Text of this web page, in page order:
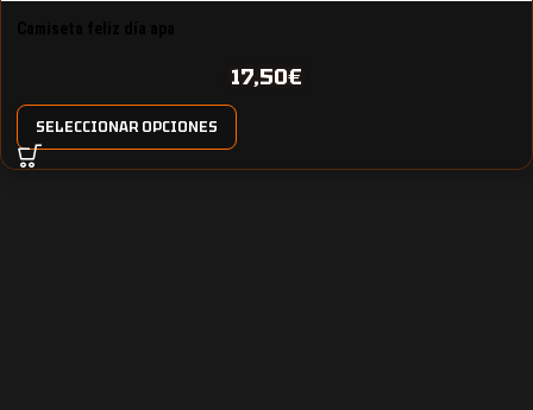
17,50€
SELECCIONAR OPCIONES